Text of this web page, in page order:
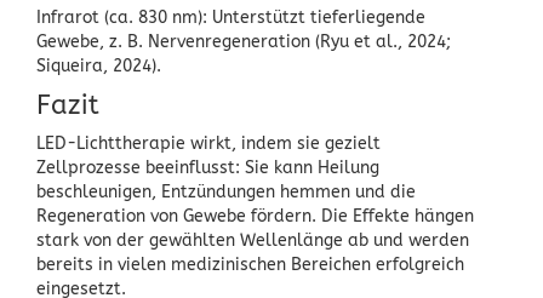
Infrarot (ca. 830 nm): Unterstützt tieferliegende
Gewebe, z. B. Nervenregeneration (Ryu et al., 2024;
Siqueira, 2024).
Fazit
LED-Lichttherapie wirkt, indem sie gezielt
Zellprozesse beeinflusst: Sie kann Heilung
beschleunigen, Entzündungen hemmen und die
Regeneration von Gewebe fördern. Die Effekte hängen
stark von der gewählten Wellenlänge ab und werden
bereits in vielen medizinischen Bereichen erfolgreich
eingesetzt.